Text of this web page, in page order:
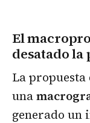
El
desatado la
La
una
generado un